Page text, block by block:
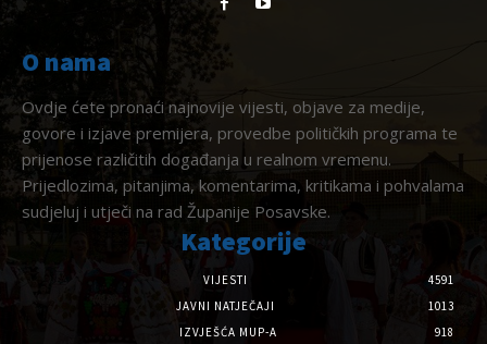
O nama
Ovdje ćete pronaći najnovije vijesti, objave za medije,
govore i izjave premijera, provedbe političkih programa te
prijenose različitih događanja u realnom vremenu.
Prijedlozima, pitanjima, komentarima, kritikama i pohvalama
sudjeluj i utječi na rad Županije Posavske.
Kategorije
VIJESTI
4591
JAVNI NATJEČAJI
1013
IZVJEŠĆA MUP-A
918